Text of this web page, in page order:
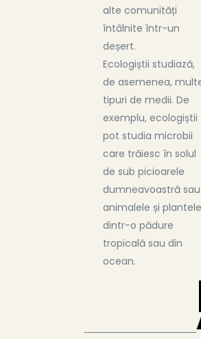
alte comunități
întâlnite într-un
deșert.
Ecologiștii studiază,
de asemenea,
tipuri de medii. De
exemplu, ecologiștii
pot studia microbii
care trăiesc în solul
de sub picioarele
dumneavoastră sau
animalele și plantele
dintr-o pădure
tropicală sau din
ocean.